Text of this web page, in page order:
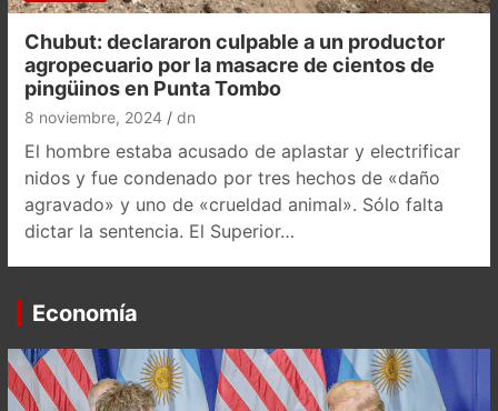
Chubut: declararon culpable a un productor
agropecuario por la masacre de cientos de
pingüinos en Punta Tombo
8 noviembre, 2024 dn
El hombre estaba acusado de aplastar y electrificar
nidos y fue condenado por tres hechos de «daño
agravado» y uno de «crueldad animal». Sólo falta
dictar la sentencia. El Superior…
Economía